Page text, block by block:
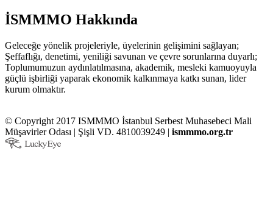
İSMMMO Hakkında
Geleceğe yönelik projeleriyle, üyelerinin gelişimini sağlayan;
Şeffaflığı, denetimi, yeniliği savunan ve çevre sorunlarına duyarlı;
Toplumumuzun aydınlatılmasına, akademik, mesleki kamuoyuyla
güçlü işbirliği yaparak ekonomik kalkınmaya katkı sunan, lider
kurum olmaktır.
© Copyright 2017 ISMMMO İstanbul Serbest Muhasebeci Mali
Müşavirler Odası | Şişli VD. 4810039249 | ismmmo.org.tr